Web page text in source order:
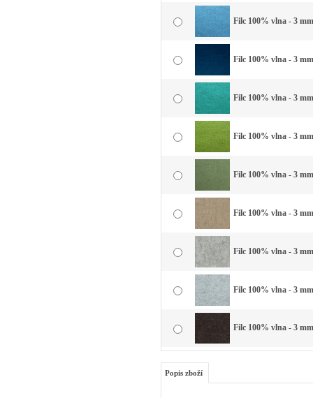
Filc 100% vlna - 3
Filc 100% vlna - 3
Filc 100% vlna - 3
Filc 100% vlna - 3
Filc 100% vlna - 3
Filc 100% vlna - 3
Filc 100% vlna - 3
Filc 100% vlna - 3
Filc 100% vlna - 3
Popis zboží